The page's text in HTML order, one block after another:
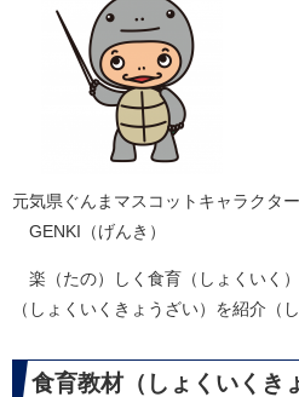
元気県ぐんまマスコットキャラクター
GENKI（げんき）
楽（たの）しく食育（しょくいく
（しょくいくきょうざい）を紹介（
食育教材（しょくいくき